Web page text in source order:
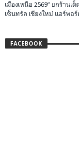
เมืองเหนือ 2569” ยกร้าน
เซ็นทรัล เชียงใหม่ แอร์พอ
FACEBOOK